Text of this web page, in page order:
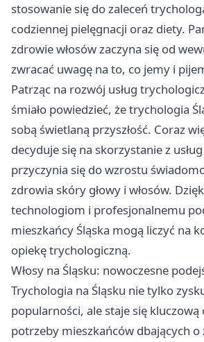
stosowanie się do zaleceń
codziennej pielęgnacji oraz diety.
zdrowie włosów zaczyna się od
zwracać uwagę na to, co jemy i
Patrząc na rozwój usług
śmiało powiedzieć, że trychologia
sobą świetlaną przyszłość. Coraz
decyduje się na skorzystanie z
przyczynia się do wzrostu
zdrowia skóry głowy i włosów.
technologiom i profesjonalnemu
mieszkańcy Śląska mogą liczyć na
opiekę trychologiczną.
Włosy na Śląsku: nowoczesne
Trychologia na Śląsku nie tylko
popularności, ale staje się kluczową
potrzeby mieszkańców dbających